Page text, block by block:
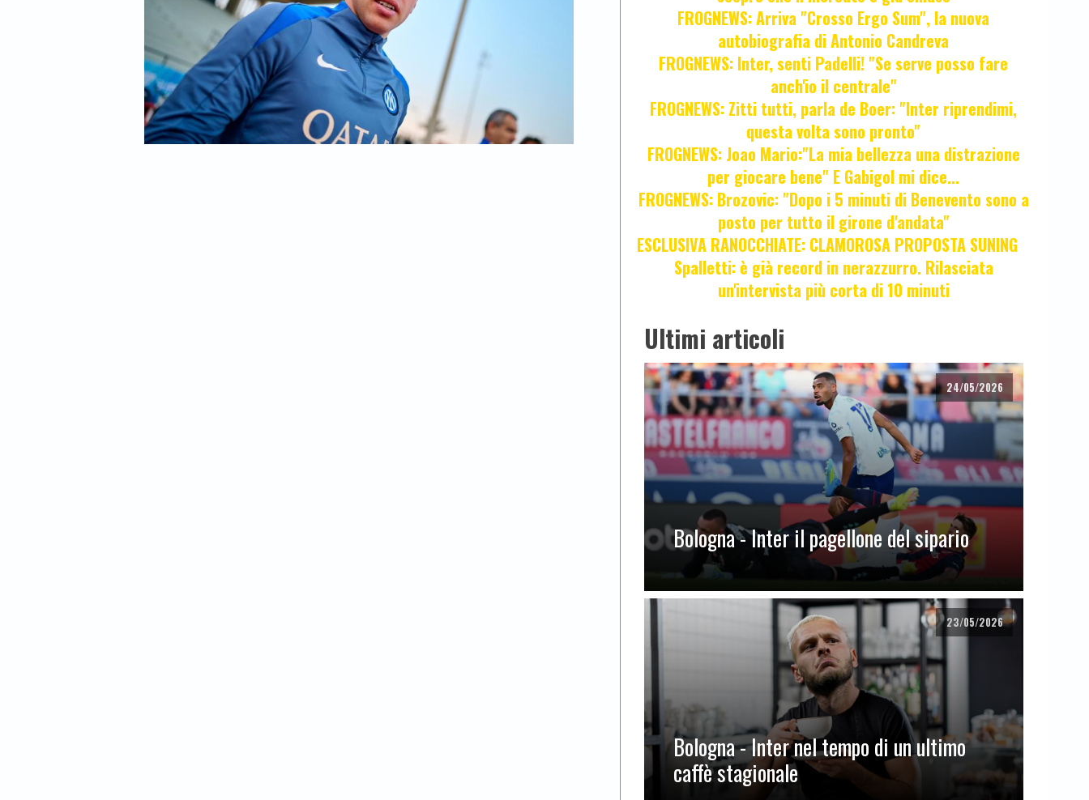
FROGNEWS: Arriva "Crosso Ergo Sum", la nuova
autobiografia di Antonio Candreva
FROGNEWS: Inter, senti Padelli! "Se serve posso fare
anch'io il centrale"
FROGNEWS: Zitti tutti, parla de Boer: "Inter riprendimi,
questa volta sono pronto"
FROGNEWS: Joao Mario:"La mia bellezza una distrazione
per giocare bene" E Gabigol mi dice...
FROGNEWS: Brozovic: "Dopo i 5 minuti di Benevento sono a
posto per tutto il girone d'andata"
ESCLUSIVA RANOCCHIATE: CLAMOROSA PROPOSTA SUNING
Spalletti: è già record in nerazzurro. Rilasciata
un'intervista più corta di 10 minuti
Ultimi articoli
24/05/2026
Bologna - Inter il pagellone del sipario
23/05/2026
Bologna - Inter nel tempo di un ultimo
caffè stagionale